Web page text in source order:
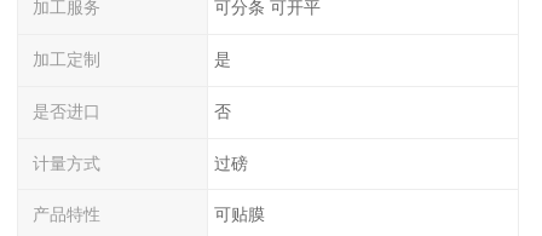
加工服务 可分条 可开平
加工定制 是
是否进口 否
计量方式 过磅
产品特性 可贴膜